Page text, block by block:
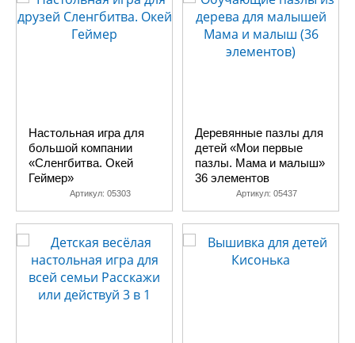
Настольная игра для
большой компании
«Сленгбитва. Окей
Геймер»
Артикул: 05303
Деревянные пазлы для
детей «Мои первые
пазлы. Мама и малыш»
36 элементов
Артикул: 05437